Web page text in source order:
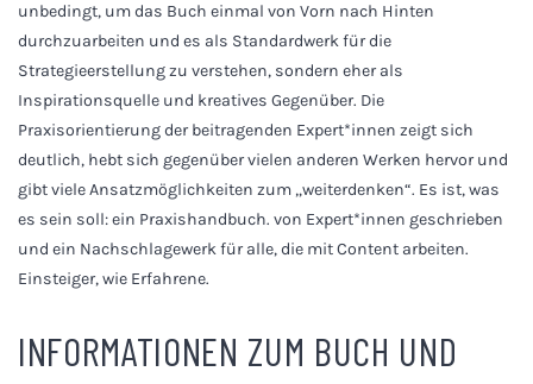
unbedingt, um das Buch einmal von Vorn nach Hinten
durchzuarbeiten und es als Standardwerk für die
Strategieerstellung zu verstehen, sondern eher als
Inspirationsquelle und kreatives Gegenüber. Die
Praxisorientierung der beitragenden Expert*innen zeigt sich
deutlich, hebt sich gegenüber vielen anderen Werken hervor und
gibt viele Ansatzmöglichkeiten zum „weiterdenken“. Es ist, was
es sein soll: ein Praxishandbuch. von Expert*innen geschrieben
und ein Nachschlagewerk für alle, die mit Content arbeiten.
Einsteiger, wie Erfahrene.
INFORMATIONEN ZUM BUCH UND